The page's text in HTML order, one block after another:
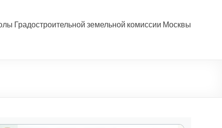
Градостроительной земельной комиссии Москвы